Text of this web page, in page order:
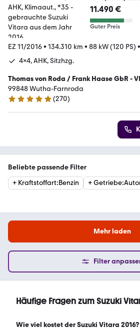
11.490 €
Guter Preis
EZ 11/2016• 134.310 km • 88 kW (120 PS) •
4x4, AHK, Sitzhzg.
Thomas von Roda / Frank Haase GbR -
Service
99848 Wutha-Farnroda
5 Sterne
(270)
Beliebte passende Filter
+ Kraftstoffart:Benzin +Getriebe:
Mehr laden
Filter
Häufige Fragen zum Suzuki
Wie viel kostet der Suzuki Vitara 2016?